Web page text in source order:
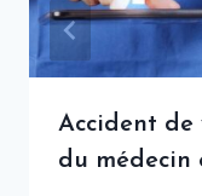
Accident de
du médecin